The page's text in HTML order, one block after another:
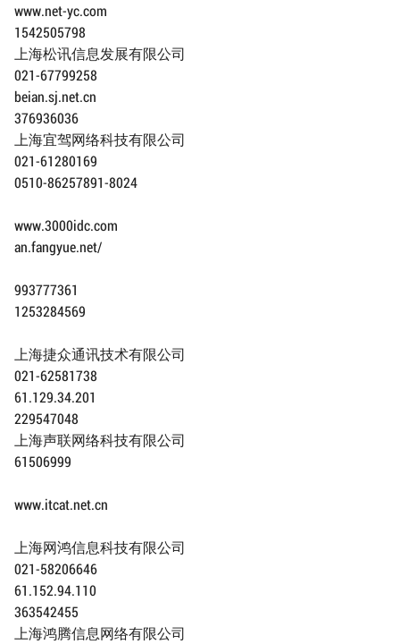
www.net-yc.com
1542505798
上海松讯信息发展有限公司
021-67799258
beian.sj.net.cn
376936036
上海宜驾网络科技有限公司
021-61280169
0510-86257891-8024
www.3000idc.com
an.fangyue.net/
993777361
1253284569
上海捷众通讯技术有限公司
021-62581738
61.129.34.201
229547048
上海声联网络科技有限公司
61506999
www.itcat.net.cn
上海网鸿信息科技有限公司
021-58206646
61.152.94.110
363542455
上海鸿腾信息网络有限公司